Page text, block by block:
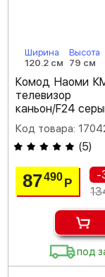
Ширина
120.2 см
Высота
79 см
Комод Наоми
каньон/F24
Код товара:
(5)
87490Р
-
под